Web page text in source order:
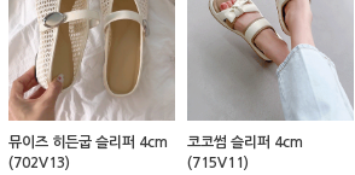
뮤이즈 히든굽 슬리퍼 4cm
(702V13)
코코썸 슬리퍼 4cm
(715V11)